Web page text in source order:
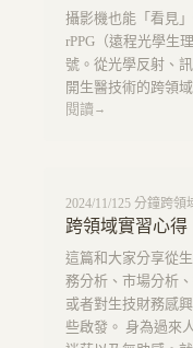
攝影機也能「看見
rPPG（遠程光學生
號。從光學反射、
開生醫技術的跨領
閱讀 →
2024/11/125 分鐘跨領
跨領域實習心
這篇和大家分享從
務分析、市場分析
或者對生技財務感
些啟發。 身為過來